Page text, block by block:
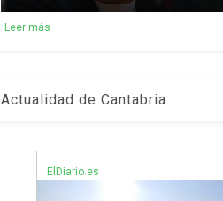
Leer más
Actualidad de Cantabria
ElDiario.es